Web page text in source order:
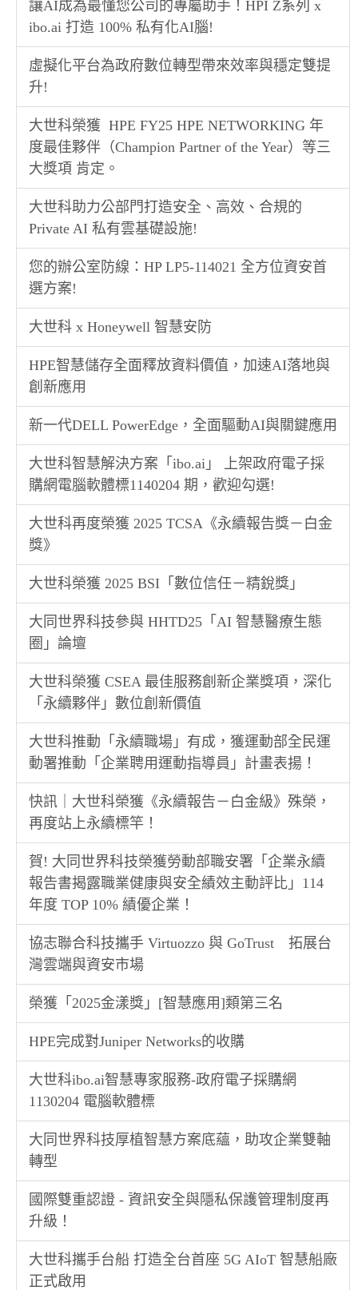
讓AI成為最懂您公司的專屬助手！HPI Z系列 x
ibo.ai 打造 100% 私有化AI腦!
虛擬化平台為政府數位轉型帶來效率與穩定雙提
升!
大世科榮獲 HPE FY25 HPE NETWORKING 年
度最佳夥伴（Champion Partner of the Year）等三
大獎項 肯定。
大世科助力公部門打造安全、高效、合規的
Private AI 私有雲基礎設施!
您的辦公室防線：HP LP5-114021 全方位資安首
選方案!
大世科 x Honeywell 智慧安防
HPE智慧儲存全面釋放資料價值，加速AI落地與
創新應用
新一代DELL PowerEdge，全面驅動AI與關鍵應用
大世科智慧解決方案「ibo.ai」 上架政府電子採
購網電腦軟體標1140204 期，歡迎勾選!
大世科再度榮獲 2025 TCSA《永續報告獎－白金
獎》
大世科榮獲 2025 BSI「數位信任－精銳獎」
大同世界科技參與 HHTD25「AI 智慧醫療生態
圈」論壇
大世科榮獲 CSEA 最佳服務創新企業獎項，深化
「永續夥伴」數位創新價值
大世科推動「永續職場」有成，獲運動部全民運
動署推動「企業聘用運動指導員」計畫表揚！
快訊｜大世科榮獲《永續報告－白金級》殊榮，
再度站上永續標竿！
賀! 大同世界科技榮獲勞動部職安署「企業永續
報告書揭露職業健康與安全績效主動評比」114
年度 TOP 10% 績優企業！
協志聯合科技攜手 Virtuozzo 與 GoTrust 拓展台
灣雲端與資安市場
榮獲「2025金漾獎」[智慧應用]類第三名
HPE完成對Juniper Networks的收購
大世科ibo.ai智慧專家服務-政府電子採購網
1130204 電腦軟體標
大同世界科技厚植智慧方案底蘊，助攻企業雙軸
轉型
國際雙重認證 - 資訊安全與隱私保護管理制度再
升級！
大世科攜手台船 打造全台首座 5G AIoT 智慧船廠
正式啟用